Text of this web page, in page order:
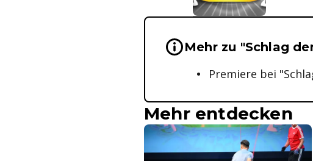
Wichtige Hinweise &
Mehr zu "Schlag
Premiere bei
Mehr entdecken